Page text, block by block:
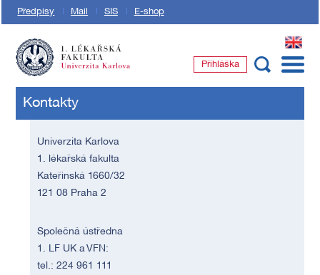
Předpisy Mail SIS E-shop
EN
Přihláška
Kontakty
Univerzita Karlova
1. lékařská fakulta
Kateřinská 1660/32
121 08 Praha 2
Společná ústředna
1. LF UK a VFN:
tel.: 224 961 111